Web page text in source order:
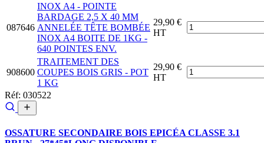
087646
INOX A4 - POINTE
BARDAGE 2,5 X 40 MM
ANNELÉE TÊTE BOMBÉE
INOX A4 BOITE DE 1KG -
640 POINTES ENV.
29,90 €
HT
908600
TRAITEMENT DES
COUPES BOIS GRIS - POT
1 KG
29,90 €
HT
Réf: 030522
OSSATURE SECONDAIRE BOIS EPICÉA CLASSE 3.1